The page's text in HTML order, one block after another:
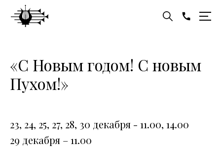
«С Новым годом! С новым
Пухом!»
23, 24, 25, 27, 28, 30 декабря - 11.00, 14.00
29 декабря – 11.00